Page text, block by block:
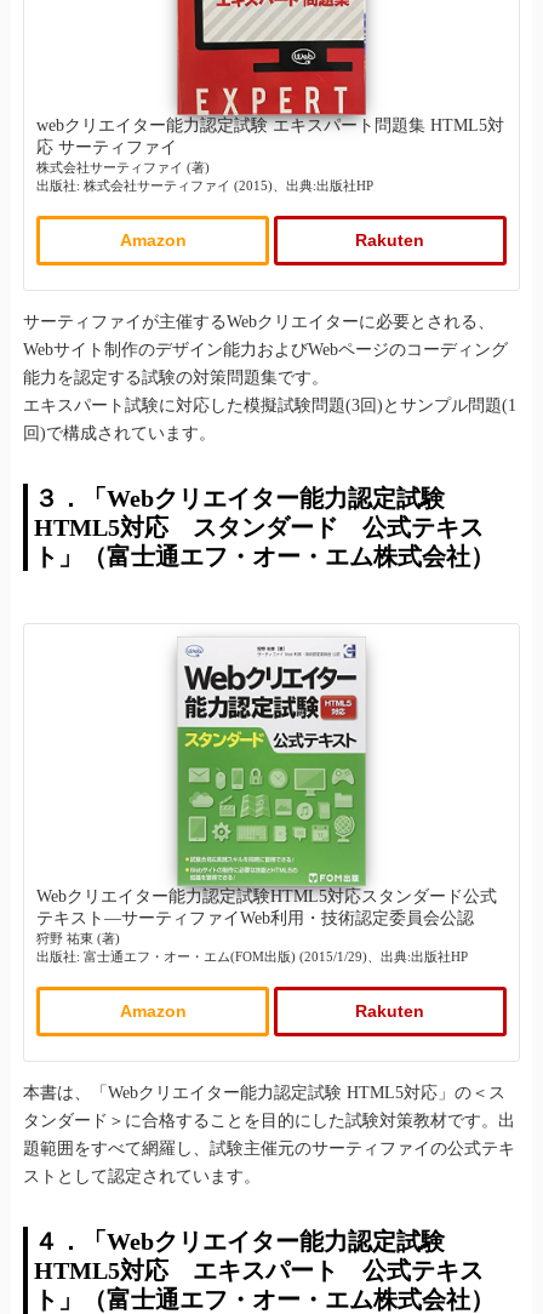
webクリエイター能力認定試験 エキスパート問題集 HTML5対
応 サーティファイ
株式会社サーティファイ (著)
出版社: 株式会社サーティファイ (2015)、出典:出版社HP
Amazon Rakuten
サーティファイが主催するWebクリエイターに必要とされる、
Webサイト制作のデザイン能力およびWebページのコーディング
能力を認定する試験の対策問題集です。
エキスパート試験に対応した模擬試験問題(3回)とサンプル問題(1
回)で構成されています。
３．「Webクリエイター能力認定試験
HTML5対応 スタンダード 公式テキス
ト」（富士通エフ・オー・エム株式会社）
Webクリエイター能力認定試験HTML5対応スタンダード公式
テキスト―サーティファイWeb利用・技術認定委員会公認
狩野 祐東 (著)
出版社: 富士通エフ・オー・エム(FOM出版) (2015/1/29)、出典:出版社HP
Amazon Rakuten
本書は、「Webクリエイター能力認定試験 HTML5対応」の＜ス
タンダード＞に合格することを目的にした試験対策教材です。出
題範囲をすべて網羅し、試験主催元のサーティファイの公式テキ
ストとして認定されています。
４．「Webクリエイター能力認定試験
HTML5対応 エキスパート 公式テキス
ト」（富士通エフ・オー・エム株式会社）